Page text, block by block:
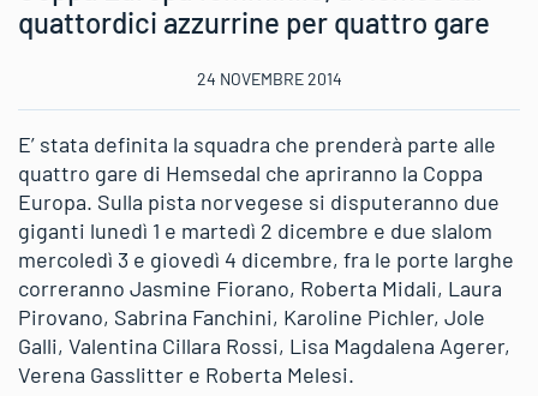
quattordici azzurrine per quattro gare
24 NOVEMBRE 2014
E’ stata definita la squadra che prenderà parte alle
quattro gare di Hemsedal che apriranno la Coppa
Europa. Sulla pista norvegese si disputeranno due
giganti lunedì 1 e martedì 2 dicembre e due slalom
mercoledì 3 e giovedì 4 dicembre, fra le porte larghe
correranno Jasmine Fiorano, Roberta Midali, Laura
Pirovano, Sabrina Fanchini, Karoline Pichler, Jole
Galli, Valentina Cillara Rossi, Lisa Magdalena Agerer,
Verena Gasslitter e Roberta Melesi.